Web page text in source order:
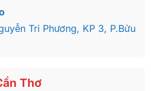
Tri Phương, KP 3, P.Bửu
Thơ